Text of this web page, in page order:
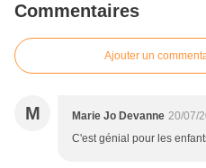
Commentaires
Ajouter un
M Marie Jo Devanne 20/07/
C'est génial pour les